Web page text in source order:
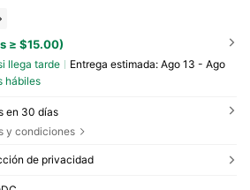
≥ $15.00)
llega tarde Entrega estimada: Ago 13 - Ago
hábiles
en 30 días
y condiciones
de privacidad